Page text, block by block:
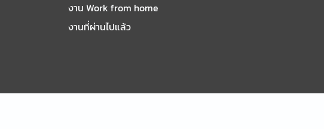
งาน Work from home
งานที่ผ่านไปแล้ว